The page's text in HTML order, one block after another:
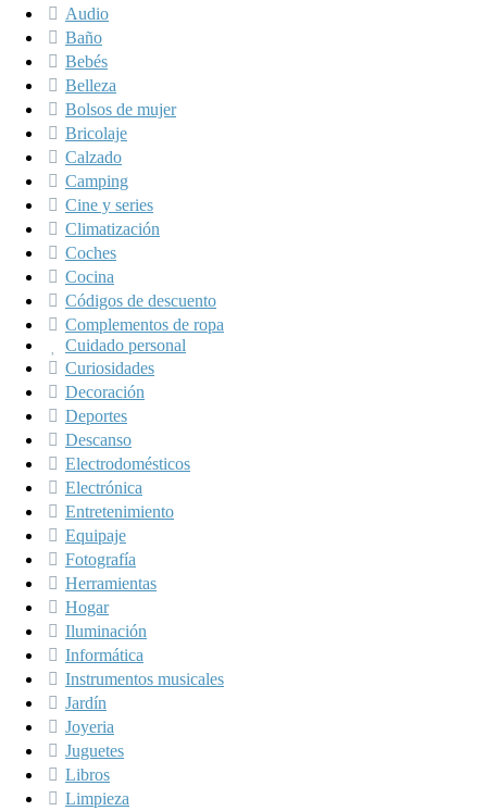
Audio
Baño
Bebés
Belleza
Bolsos de mujer
Bricolaje
Calzado
Camping
Cine y series
Climatización
Coches
Cocina
Códigos de descuento
Complementos de ropa
Cuidado personal
Curiosidades
Decoración
Deportes
Descanso
Electrodomésticos
Electrónica
Entretenimiento
Equipaje
Fotografía
Herramientas
Hogar
Iluminación
Informática
Instrumentos musicales
Jardín
Joyeria
Juguetes
Libros
Limpieza